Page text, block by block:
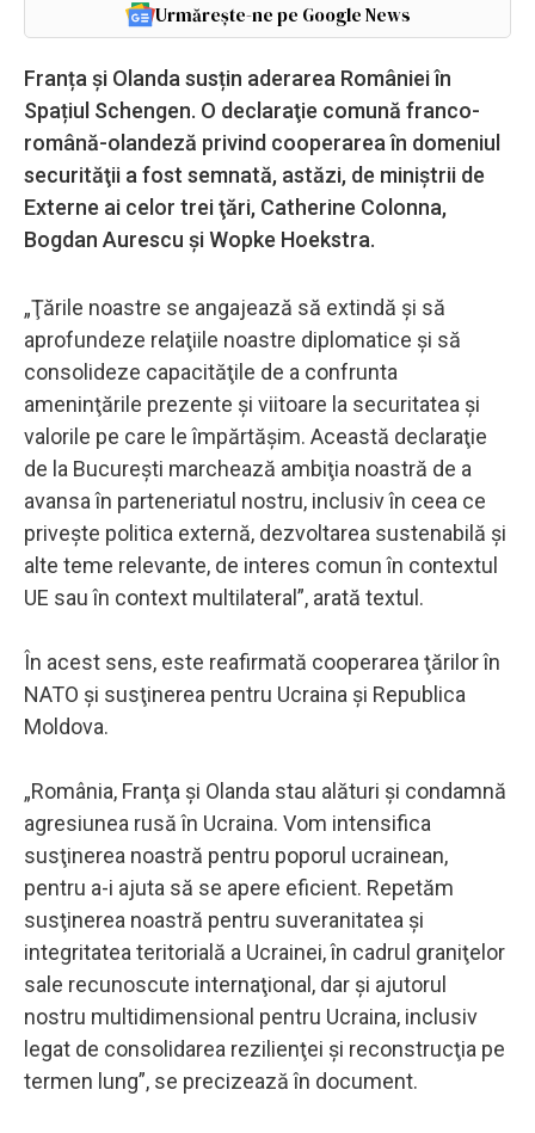
Urmărește-ne pe Google News
Franța şi Olanda susțin aderarea României în
Spațiul Schengen. O declaraţie comună franco-
română-olandeză privind cooperarea în domeniul
securităţii a fost semnată, astăzi, de miniştrii de
Externe ai celor trei ţări, Catherine Colonna,
Bogdan Aurescu şi Wopke Hoekstra.
„Ţările noastre se angajează să extindă şi să
aprofundeze relaţiile noastre diplomatice şi să
consolideze capacităţile de a confrunta
ameninţările prezente şi viitoare la securitatea şi
valorile pe care le împărtăşim. Această declaraţie
de la Bucureşti marchează ambiţia noastră de a
avansa în parteneriatul nostru, inclusiv în ceea ce
priveşte politica externă, dezvoltarea sustenabilă şi
alte teme relevante, de interes comun în contextul
UE sau în context multilateral”, arată textul.
În acest sens, este reafirmată cooperarea ţărilor în
NATO şi susţinerea pentru Ucraina şi Republica
Moldova.
„România, Franţa şi Olanda stau alături şi condamnă
agresiunea rusă în Ucraina. Vom intensifica
susţinerea noastră pentru poporul ucrainean,
pentru a-i ajuta să se apere eficient. Repetăm
susţinerea noastră pentru suveranitatea şi
integritatea teritorială a Ucrainei, în cadrul graniţelor
sale recunoscute internaţional, dar şi ajutorul
nostru multidimensional pentru Ucraina, inclusiv
legat de consolidarea rezilienţei şi reconstrucţia pe
termen lung”, se precizează în document.